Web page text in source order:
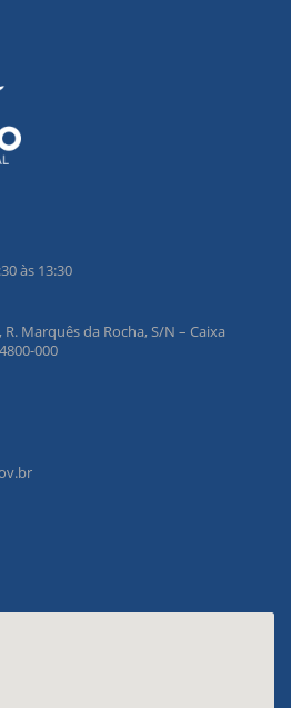
às 13:30
Marquês da Rocha, S/N – Caixa
000